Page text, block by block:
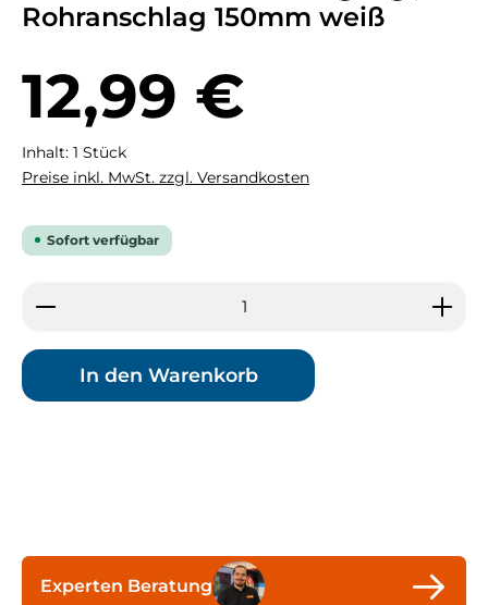
Rohranschlag 150mm weiß
12,99 €
Inhalt: 1 Stück
Preise inkl. MwSt. zzgl. Versandkosten
Sofort verfügbar
Produkt Anzahl: Gib den gewünschten Wert
In den Warenkorb
Experten Beratung